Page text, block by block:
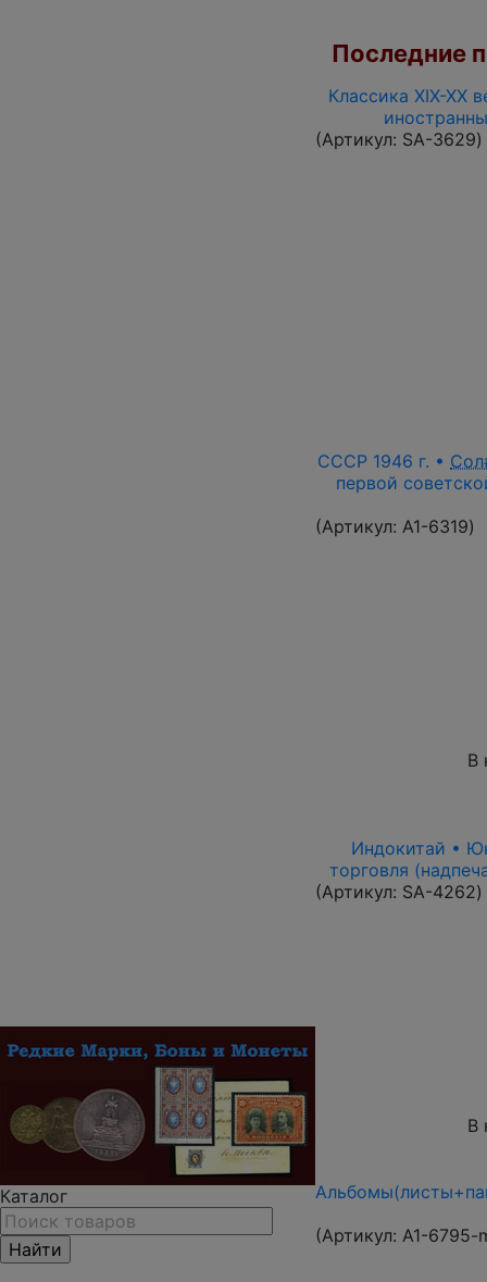
Каталог
Последние
Классика XIX-XX
(Артикул: SA-3629)
СССР 1946 г. •
первой
(Артикул: A1-6319)
В
Индокитай •
торговля
(Артикул: SA-4262)
В
(Артикул: A1-6795-